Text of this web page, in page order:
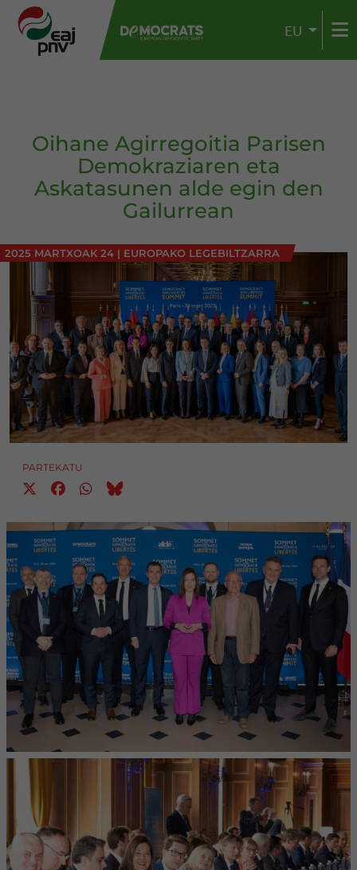
EU
Oihane Agirregoitia Parisen
Demokraziaren eta
Askatasunen alde egin den
Gailurrean
2025 MARTXOAK 24 | EUROPAKO LEGEBILTZARRA
PARTEKATU